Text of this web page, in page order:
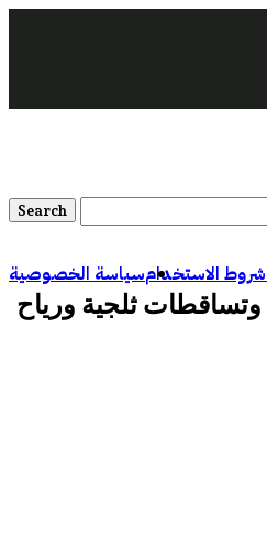
شروط الاستخدامسياسة الخصوصية
وتساقطات ثلجية ورياح